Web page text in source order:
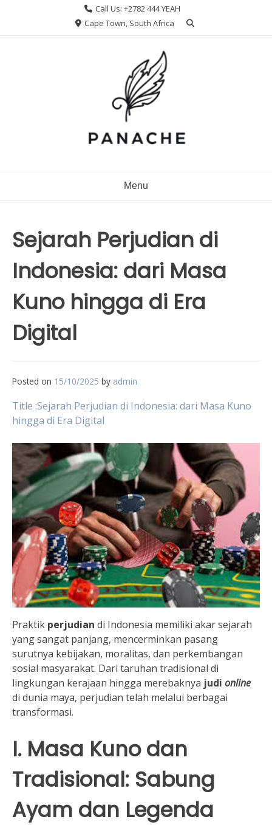
Call Us: +2782 444 YEAH
Cape Town, South Africa
Menu
Sejarah Perjudian di
Indonesia: dari Masa
Kuno hingga di Era
Digital
Posted on 15/10/2025 by admin
Title :Sejarah Perjudian di Indonesia: dari Masa Kuno
hingga di Era Digital
Praktik perjudian di Indonesia memiliki akar sejarah
yang sangat panjang, mencerminkan pasang
surutnya kebijakan, moralitas, dan perkembangan
sosial masyarakat. Dari taruhan tradisional di
lingkungan kerajaan hingga merebaknya judi online
di dunia maya, perjudian telah melalui berbagai
transformasi.
I. Masa Kuno dan
Tradisional: Sabung
Ayam dan Legenda